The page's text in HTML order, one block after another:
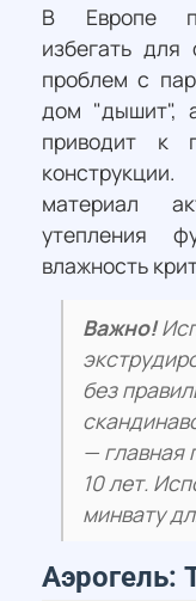
В Европе
избегать
проблем с
дом "дышит",
приводит к
материал
утепления
влажность
Важно!
без
— главная
10 лет.
минвату
Аэрогель: